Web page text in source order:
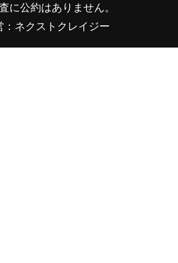
に公約はありません。
：ネクストクレイジー